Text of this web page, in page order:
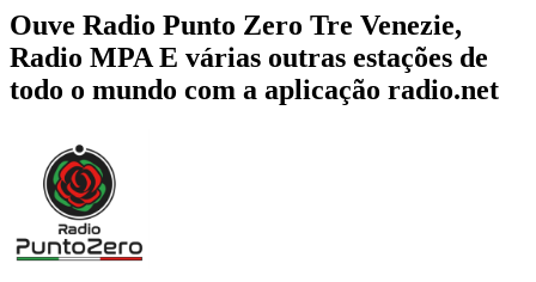
Ouve Radio Punto Zero Tre Venezie,
Radio MPA E várias outras estações de
todo o mundo com a aplicação radio.net